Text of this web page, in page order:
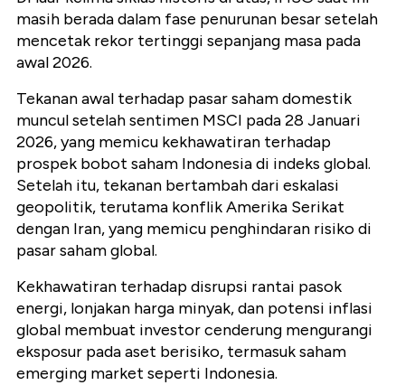
masih berada dalam fase penurunan besar setelah
mencetak rekor tertinggi sepanjang masa pada
awal 2026.
Tekanan awal terhadap pasar saham domestik
muncul setelah sentimen MSCI pada 28 Januari
2026, yang memicu kekhawatiran terhadap
prospek bobot saham Indonesia di indeks global.
Setelah itu, tekanan bertambah dari eskalasi
geopolitik, terutama konflik Amerika Serikat
dengan Iran, yang memicu penghindaran risiko di
pasar saham global.
Kekhawatiran terhadap disrupsi rantai pasok
energi, lonjakan harga minyak, dan potensi inflasi
global membuat investor cenderung mengurangi
eksposur pada aset berisiko, termasuk saham
emerging market seperti Indonesia.